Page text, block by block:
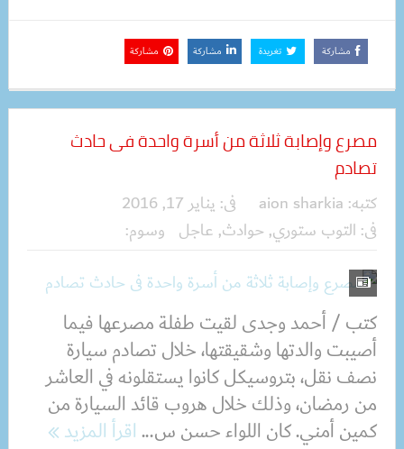
مشاركة تغريدة مشاركة مشاركة
مصرع وإصابة ثلاثة من أسرة واحدة فى حادث
تصادم
كتبه: aion sharkia فى: يناير 17, 2016
فى: التوب ستوري, حوادث, عاجل وسوم:
كتب / أحمد وجدى لقيت طفلة مصرعها فيما
أصيبت والدتها وشقيقتها، خلال تصادم سيارة
نصف نقل، بتروسيكل كانوا يستقلونه في العاشر
من رمضان، وذلك خلال هروب قائد السيارة من
كمين أمني. كان اللواء حسن س...اقرأ المزيد